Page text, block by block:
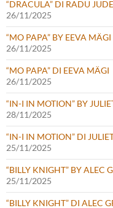
“DRACULA” DI RADU JUDE
26/11/2025
“MO PAPA” BY EEVA MÄGI
26/11/2025
“MO PAPA” DI EEVA MÄGI
26/11/2025
“IN-I IN MOTION” BY
28/11/2025
“IN-I IN MOTION” DI
25/11/2025
“BILLY KNIGHT” BY ALEC
25/11/2025
“BILLY KNIGHT” DI ALEC